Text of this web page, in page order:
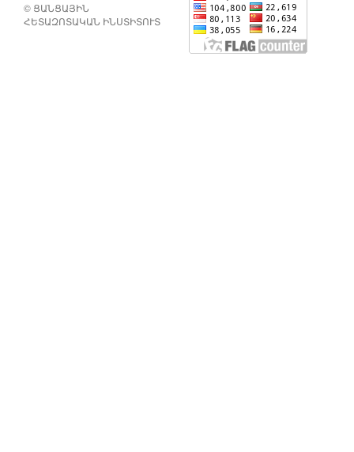
© ՑԱՆՑԱՅԻՆ
ՀԵՏԱԶՈՏԱԿԱՆ ԻՆՍՏԻՏՈՒՏ